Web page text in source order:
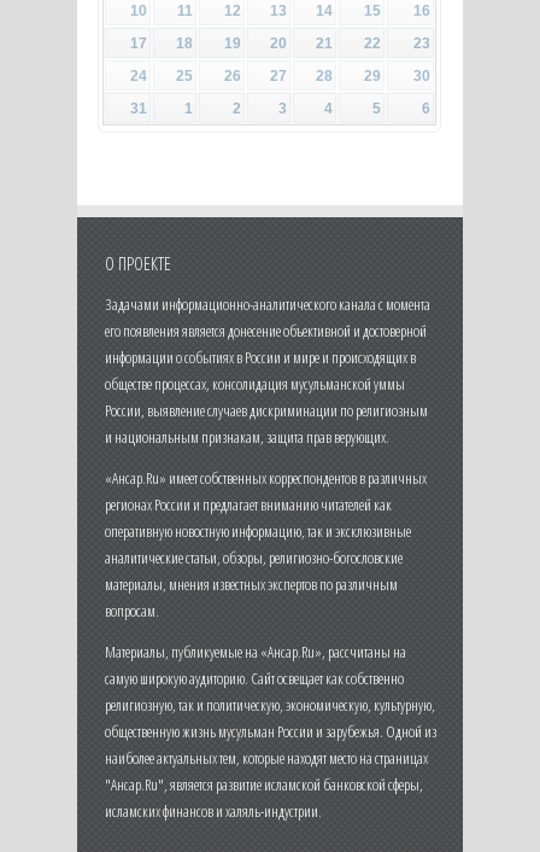
10
11 12 13 14 15
16
17
18 19 20 21 22
23
24
25 26 27 28 29
30
31
1 2 3 4 5 6
О ПРОЕКТЕ
Задачами информационно-аналитического канала с момента
его появления является донесение объективной и достоверной
информации о событиях в России и мире и происходящих в
обществе процессах, консолидация мусульманской уммы
России, выявление случаев дискриминации по религиозным
и национальным признакам, защита прав верующих.
«Ансар.Ru» имеет собственных корреспондентов в различных
регионах России и предлагает вниманию читателей как
оперативную новостную информацию, так и эксклюзивные
аналитические статьи, обзоры, религиозно-богословские
материалы, мнения известных экспертов по различным
вопросам.
Материалы, публикуемые на «Ансар.Ru», рассчитаны на
самую широкую аудиторию. Сайт освещает как собственно
религиозную, так и политическую, экономическую, культурную,
общественную жизнь мусульман России и зарубежья. Одной из
наиболее актуальных тем, которые находят место на страницах
"Ансар.Ru", является развитие исламской банковской сферы,
исламских финансов и халяль-индустрии.